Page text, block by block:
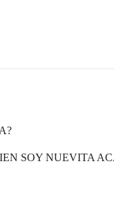
SOY NUEVITA